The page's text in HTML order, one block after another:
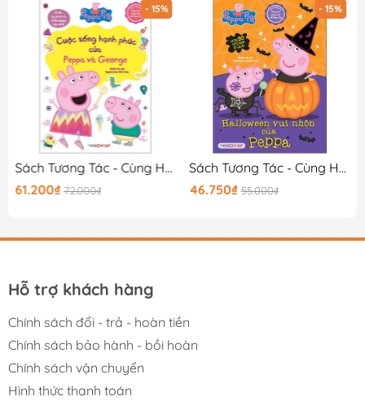
- 15%
Sách Tương Tác - Cùng Học Cùng Chơi Với Peppa Pig - Cuộc Sống Hạnh Phúc Của Peppa Và George
61.200₫ 72.000₫
- 15%
Sách Tương Tác - Cùng Học Cùng Chơi Với Peppa Pig - Halloween Vui Nhộn Của Peppa
46.750₫ 55.000₫
Hỗ trợ khách hàng
Chính sách đổi - trả - hoàn tiền
Chính sách bảo hành - bồi hoàn
Chính sách vận chuyển
Hình thức thanh toán